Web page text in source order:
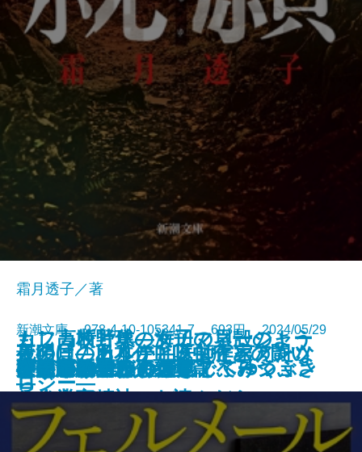
夜が明ける
もし高校野球の女子マネージャー
がドラッカーの『イノベーション
と企業家精神』を読んだら
ひとりでカラカサさしてゆく
ガイズ＆ドールズ
ぼくの哲学
カフカ断片集―海辺の貝殻のよう
にうつろで、ひと足でふみつぶさ
れそうだ―
天狗屋敷の殺人
夜明けのカルテ―医師作家アンソ
ロジー―
最後に「ありがとう」と言えたな
ら
祈願成就
霜月透子／著
新潮文庫 978-4-10-105341-7 693円 2024/05/29
文庫電子書籍あり
フェルメールの憂鬱
神の悪手
こころの散歩
ここに物語が
身代りの女
ブラームスはお好き
決定版カフカ短編集
イデアの再臨
公孫龍 巻二 赤龍篇
死の貝―日本住血吸虫症との闘い
―